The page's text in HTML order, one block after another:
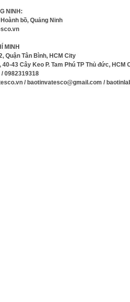
NINH:
bồ, Quảng Ninh
MINH
Quận Tân Bình, HCM City
43 Cây Keo P. Tam Phú TP Thủ đức, HCM
0982319318
/ baotinvatesco@gmail.com /